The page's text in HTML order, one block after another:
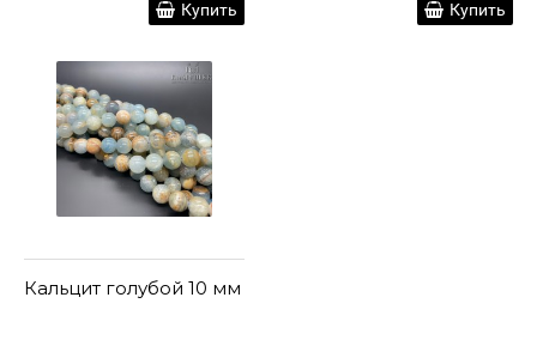
Купить Купить
Кальцит голубой 10 мм